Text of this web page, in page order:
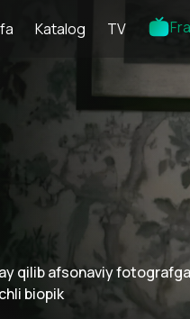
Katalog TV
qilib afsonaviy
biopik